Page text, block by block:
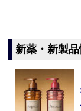
新薬・新製